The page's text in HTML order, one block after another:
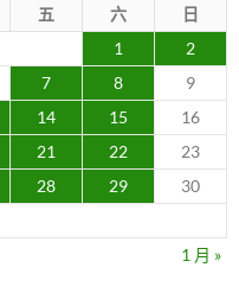
五 六
日
1
2
7 8
9
14 15
16
21 22
23
28 29
30
1 月 »